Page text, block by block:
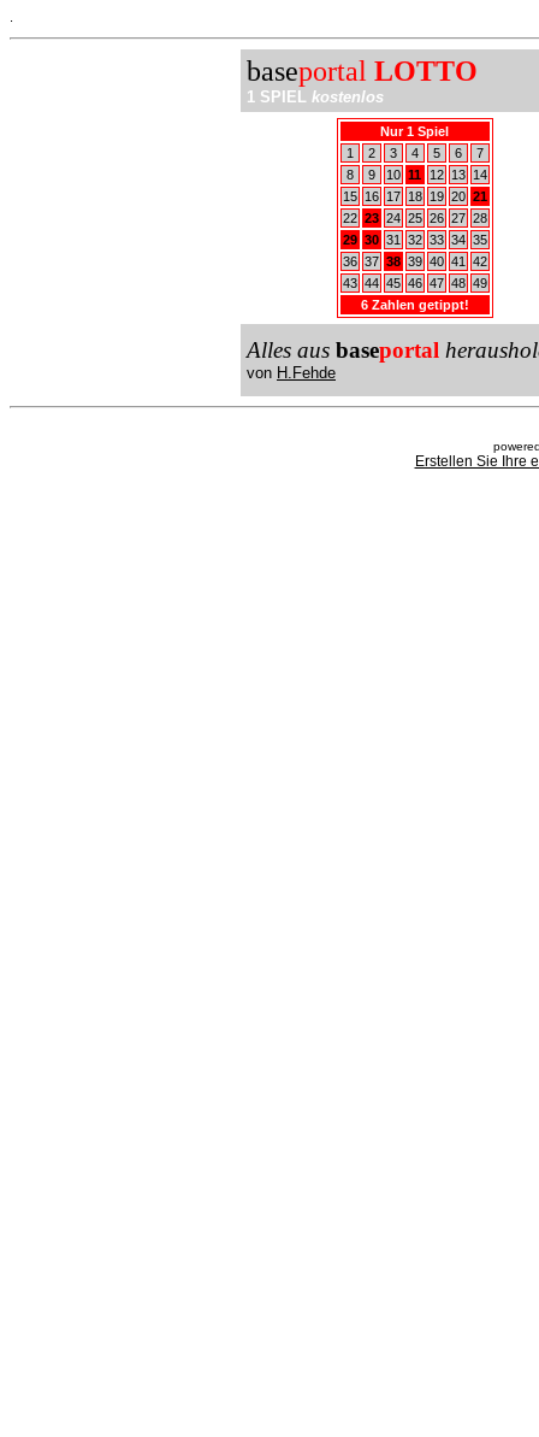
baseportal LOTTO
1 SPIEL kostenlos
Nur 1 Spiel
1
2 3 4 5 6
7
8
9 10 11 12 13
14
15
16 17 18 19 20 21
22 23 24 25 26 27 28
29 30 31 32 33 34 35
36 37 38 39 40 41
42
43 44 45 46 47 48 49
6 Zahlen getippt!
Alles aus baseportal
von H.Fehde
Erstellen Sie Ihre